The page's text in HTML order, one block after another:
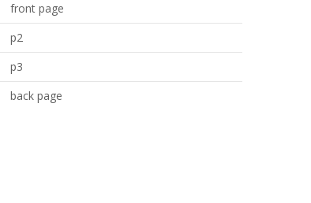
front page
p2
p3
back page